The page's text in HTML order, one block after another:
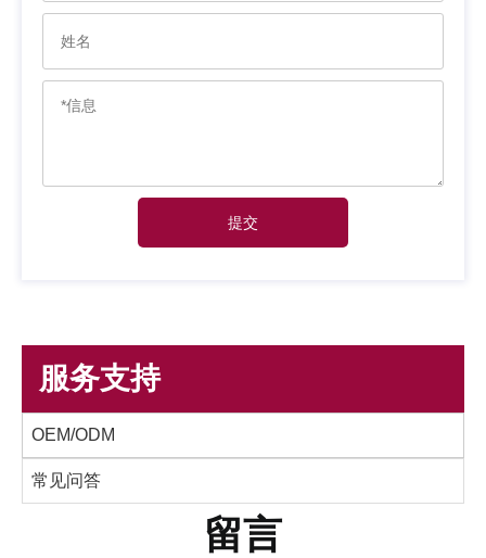
提交
服务支持
OEM/ODM
常见问答
留言